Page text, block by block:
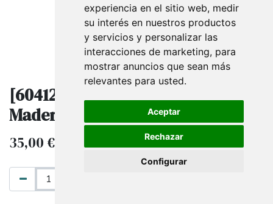
experiencia en el sitio web, medir
su interés en nuestros productos
y servicios y personalizar las
interacciones de marketing, para
mostrar anuncios que sean más
relevantes para usted.
Aceptar
Rechazar
Configurar
[6041213] Base Para Bustos Color
Madera
35,00€ IVA excluido